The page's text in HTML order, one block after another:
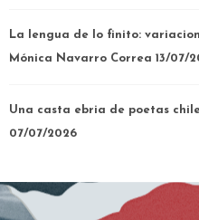
La lengua de lo finito:
Mónica Navarro Correa 13/07/
Una casta ebria de poetas
07/07/2026